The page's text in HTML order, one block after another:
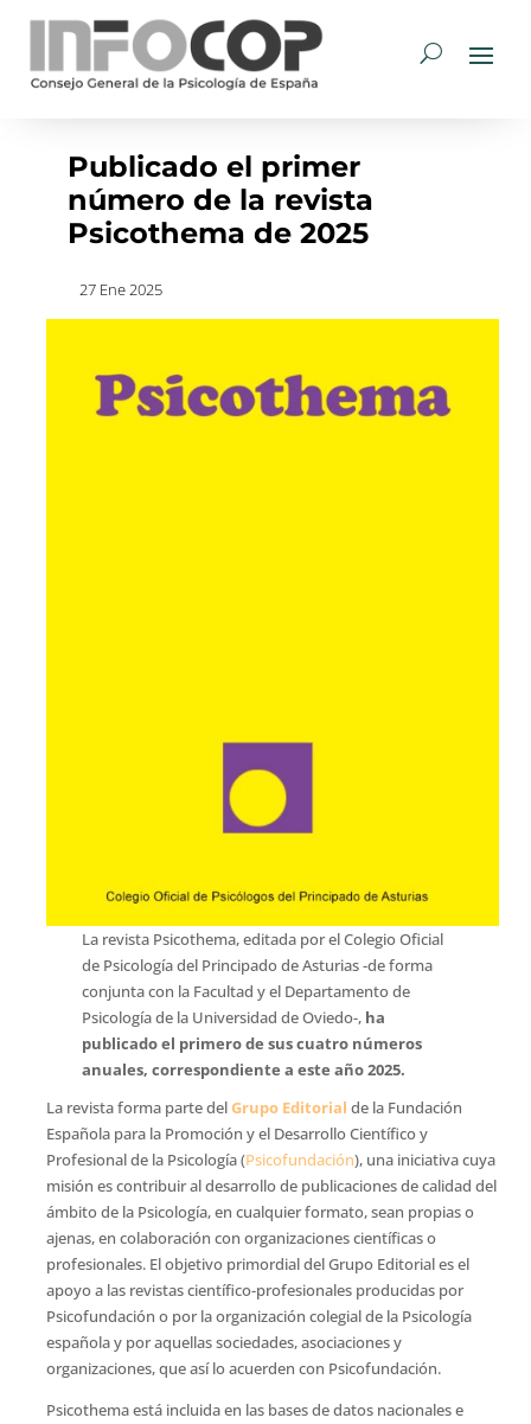
Publicado el primer
número de la revista
Psicothema de 2025
27 Ene 2025
La revista Psicothema, editada por el Colegio Oficial
de Psicología del Principado de Asturias -de forma
conjunta con la Facultad y el Departamento de
Psicología de la Universidad de Oviedo-, ha
publicado el primero de sus cuatro números
anuales, correspondiente a este año 2025.
La revista forma parte delGrupo Editorial de la Fundación
Española para la Promoción y el Desarrollo Científico y
Profesional de la Psicología (Psicofundación), una iniciativa cuya
misión es contribuir al desarrollo de publicaciones de calidad del
ámbito de la Psicología, en cualquier formato, sean propias o
ajenas, en colaboración con organizaciones científicas o
profesionales. El objetivo primordial del Grupo Editorial es el
apoyo a las revistas científico-profesionales producidas por
Psicofundación o por la organización colegial de la Psicología
española y por aquellas sociedades, asociaciones y
organizaciones, que así lo acuerden con Psicofundación.
Psicothema está incluida en las bases de datos nacionales e